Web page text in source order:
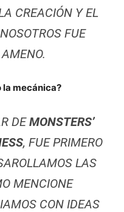
CREACIÓN Y EL
FUE
la mecánica?
DEMONSTERS’
, FUE PRIMERO
LAS
MENCIONE
CON IDEAS